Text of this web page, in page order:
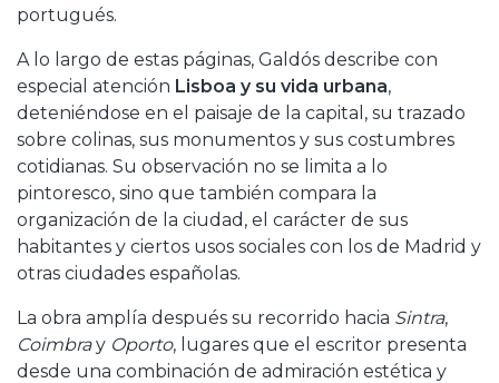
portugués.
A lo largo de estas páginas, Galdós describe con
especial atención Lisboa y su vida urbana,
deteniéndose en el paisaje de la capital, su trazado
sobre colinas, sus monumentos y sus costumbres
cotidianas. Su observación no se limita a lo
pintoresco, sino que también compara la
organización de la ciudad, el carácter de sus
habitantes y ciertos usos sociales con los de Madrid y
otras ciudades españolas.
La obra amplía después su recorrido hacia Sintra,
Coimbray Oporto, lugares que el escritor presenta
desde una combinación de admiración estética y